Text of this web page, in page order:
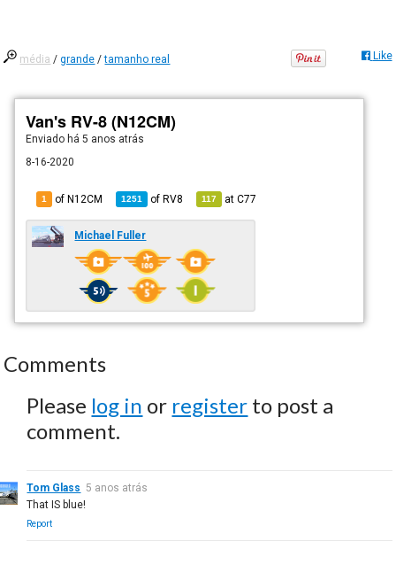
média /grande /tamanho real Like
Van's RV-8 (N12CM)
Enviado há5 anos atrás
8-16-2020
1 of N12CM 1251 ofRV8 117 atC77
Michael Fuller
Comments
Please log in or register to post a
comment.
Tom Glass 5 anos atrás
That IS blue!
Report